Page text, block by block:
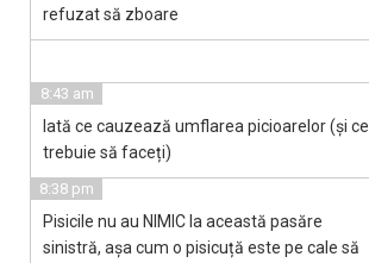
refuzat să zboare
8:43 am
Iată ce cauzează umflarea picioarelor (și ce
trebuie să faceți)
8:38 pm
Pisicile nu au NIMIC la această pasăre
sinistră, așa cum o pisicuță este pe cale să